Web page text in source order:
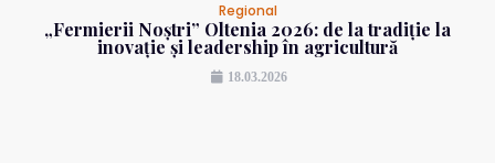
Regional
„Fermierii Noștri” Oltenia 2026: de la tradiție la
inovație și leadership în agricultură
18.03.2026